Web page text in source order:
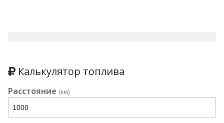
Калькулятор топлива
Расстояние (км)